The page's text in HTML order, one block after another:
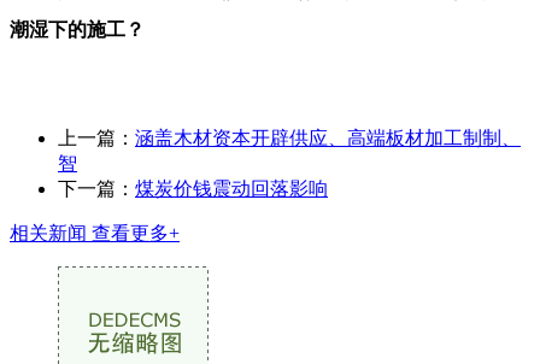
潮湿下的施工？
上一篇： 涵盖木材资本开辟供应、高端板材加工制制、
智
下一篇： 煤炭价钱震动回落影响
相关新闻 查看更多+